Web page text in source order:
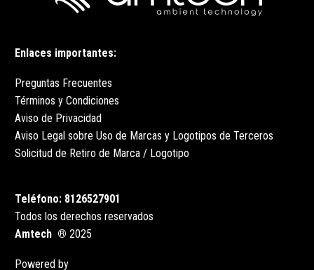
Enlaces importantes:
Preguntas Frecuentes
Términos y Condiciones
Aviso de Privacidad
Aviso Legal sobre Uso de Marcas y Logotipos de Terceros
Solicitud de Retiro de Marca / Logotipo
Teléfono: 8126527901
Todos los derechos reservados
Amtech ® 2025
Powered by